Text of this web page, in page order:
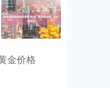
金价格